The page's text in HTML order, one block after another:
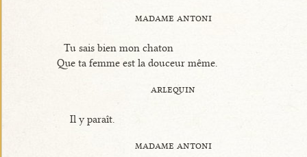
madame antoni
Tu sais bien mon chaton
Que ta femme est la douceur même.
arlequin
Il y paraît.
madame antoni